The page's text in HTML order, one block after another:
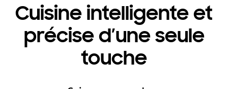
Cuisine intelligente et
précise d’une seule
touche